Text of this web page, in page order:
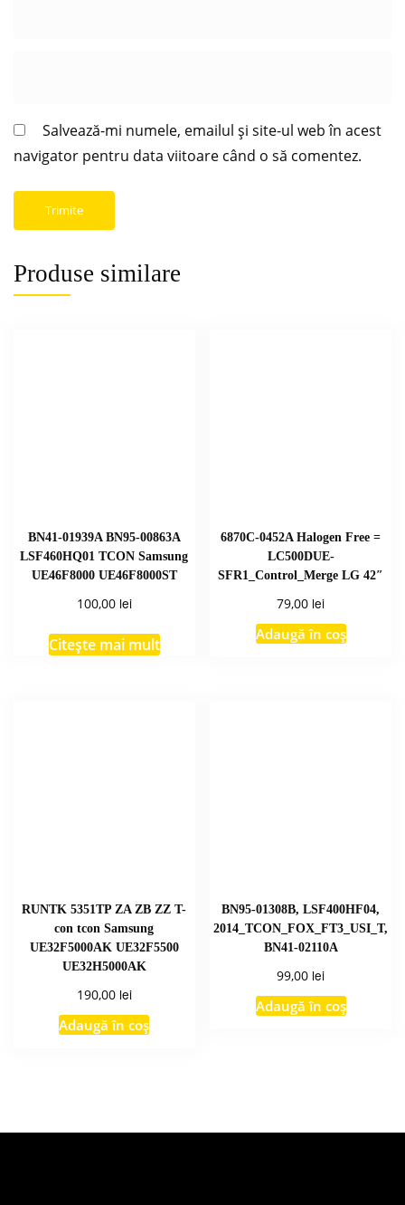
Salvează-mi numele, emailul și site-ul web în acest
navigator pentru data viitoare când o să comentez.
Produse similare
BN41-01939A BN95-00863A
LSF460HQ01 TCON Samsung
UE46F8000 UE46F8000ST
100,00 lei
Citește mai mult
6870C-0452A Halogen Free =
LC500DUE-
SFR1_Control_Merge LG 42″
79,00 lei
Adaugă în coș
RUNTK 5351TP ZA ZB ZZ T-
con tcon Samsung
UE32F5000AK UE32F5500
UE32H5000AK
190,00 lei
Adaugă în coș
BN95-01308B, LSF400HF04,
2014_TCON_FOX_FT3_USI_T,
BN41-02110A
99,00 lei
Adaugă în coș